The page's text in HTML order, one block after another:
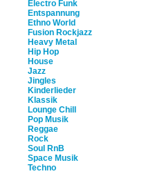
Electro Funk
Entspannung
Ethno World
Fusion Rockjazz
Heavy Metal
Hip Hop
House
Jazz
Jingles
Kinderlieder
Klassik
Lounge Chill
Pop Musik
Reggae
Rock
Soul RnB
Space Musik
Techno